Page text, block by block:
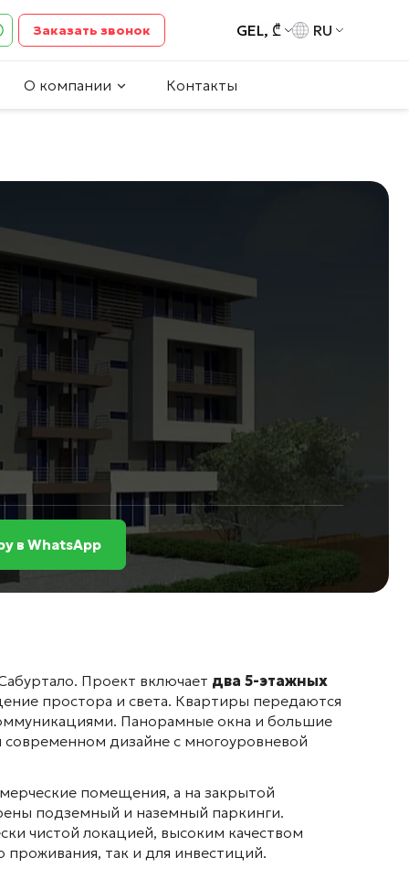
Заказать звонок GEL, ₾ RU
О компании Контакты
в WhatsApp
Проект включает два 5-этажных
простора и света. Квартиры передаются
. Панорамные окна и большие
дизайне с многоуровневой
помещения, а на закрытой
подземный и наземный паркинги.
чистой локацией, высоким качеством
проживания, так и для инвестиций.